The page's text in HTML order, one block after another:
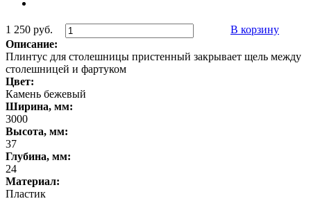
1 250 руб.
В корзину
Описание:
Плинтус для столешницы пристенный закрывает щель между
столешницей и фартуком
Цвет:
Камень бежевый
Ширина, мм:
3000
Высота, мм:
37
Глубина, мм:
24
Материал:
Пластик